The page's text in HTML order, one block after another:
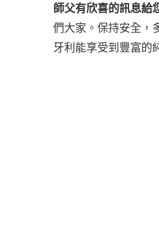
師父有欣喜的訊息給
們大家。保持安全，
牙利能享受到豐富的